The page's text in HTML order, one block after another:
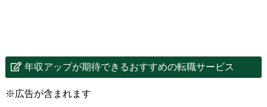
年収アップが期待できるおすすめの転職サービス
※広告が含まれます